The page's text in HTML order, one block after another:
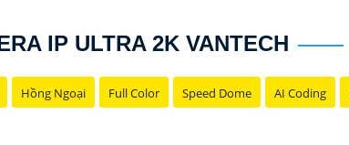
IP ULTRA 2K VANTECH
Hồng Ngoại Full Color Speed Dome AI Coding